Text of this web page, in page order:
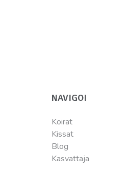
NAVIGOI
Koirat
Kissat
Blog
Kasvattaja